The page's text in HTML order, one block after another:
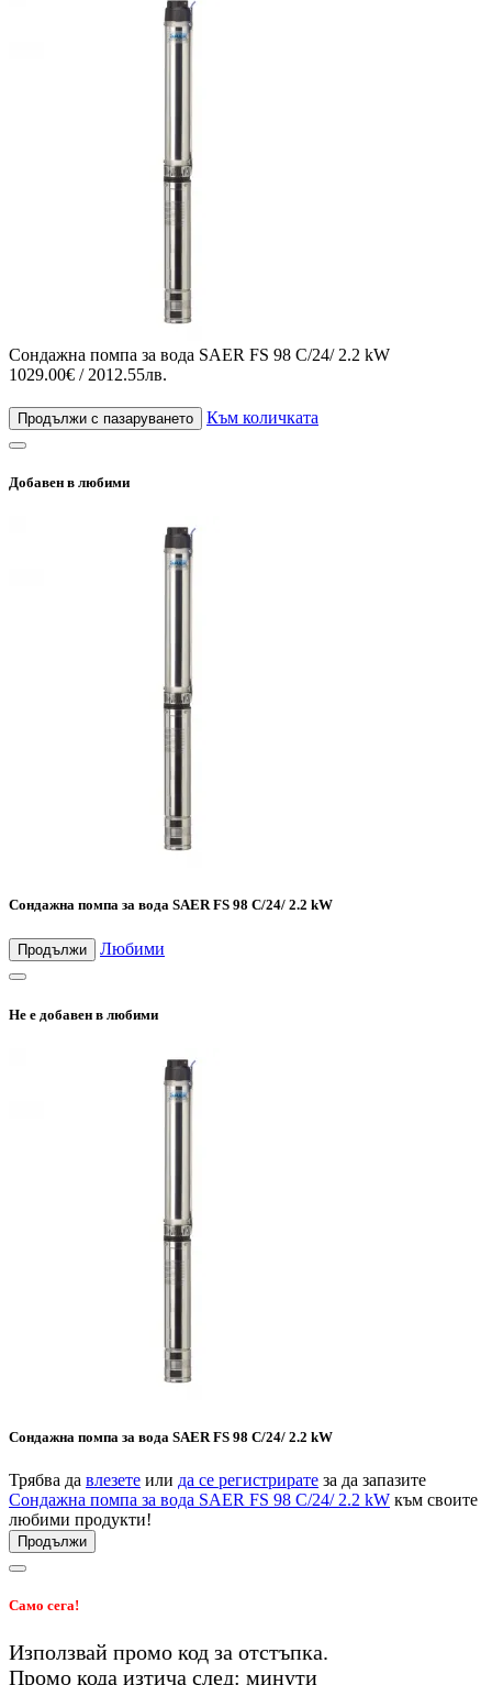
Сондажна помпа за вода SAER FS 98 C/24/ 2.2 kW
1029.00€ / 2012.55лв.
Продължи с пазаруването Към количката
Добавен в любими
Сондажна помпа за вода SAER FS 98 C/24/ 2.2 kW
Продължи Любими
Не е добавен в любими
Сондажна помпа за вода SAER FS 98 C/24/ 2.2 kW
Трябва да влезете или да се регистрирате за да запазите
Сондажна помпа за вода SAER FS 98 C/24/ 2.2 kW към своите
любими продукти!
Продължи
Само сега!
Използвай промо код за отстъпка.
Промо кода изтича след: минути